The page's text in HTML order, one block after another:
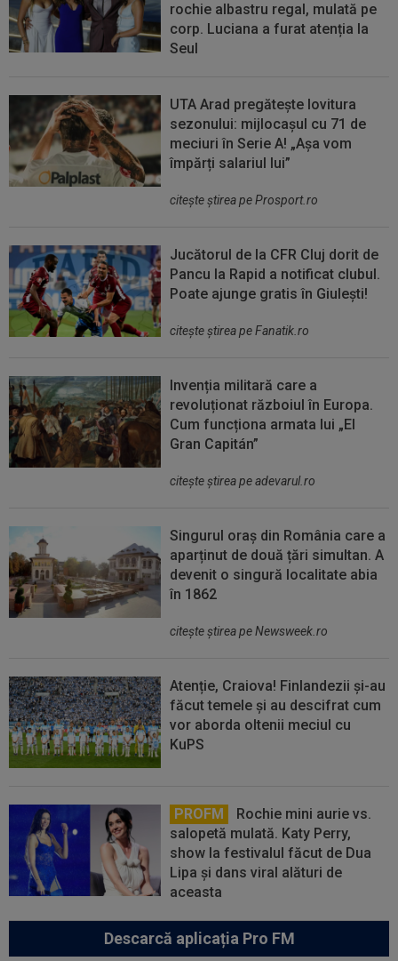
rochie albastru regal, mulată pe
corp. Luciana a furat atenția la
Seul
UTA Arad pregătește lovitura
sezonului: mijlocașul cu 71 de
meciuri în Serie A! „Așa vom
împărți salariul lui”
citeşte ştirea pe Prosport.ro
Jucătorul de la CFR Cluj dorit de
Pancu la Rapid a notificat clubul.
Poate ajunge gratis în Giulești!
citeşte ştirea pe Fanatik.ro
Invenția militară care a
revoluționat războiul în Europa.
Cum funcționa armata lui „El
Gran Capitán”
citeşte ştirea pe adevarul.ro
Singurul oraș din România care a
aparținut de două țări simultan. A
devenit o singură localitate abia
în 1862
citeşte ştirea pe Newsweek.ro
Atenție, Craiova! Finlandezii și-au
făcut temele și au descifrat cum
vor aborda oltenii meciul cu
KuPS
PROFM
Rochie mini aurie vs.
salopetă mulată. Katy Perry,
show la festivalul făcut de Dua
Lipa și dans viral alături de
aceasta
Descarcă aplicația Pro FM